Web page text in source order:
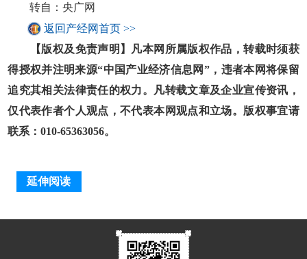
转自：央广网
返回产经网首页 >>
【版权及免责声明】凡本网所属版权作品，转载时须获
得授权并注明来源“中国产业经济信息网”，违者本网将保留
追究其相关法律责任的权力。凡转载文章及企业宣传资讯，
仅代表作者个人观点，不代表本网观点和立场。版权事宜请
联系：010-65363056。
延伸阅读